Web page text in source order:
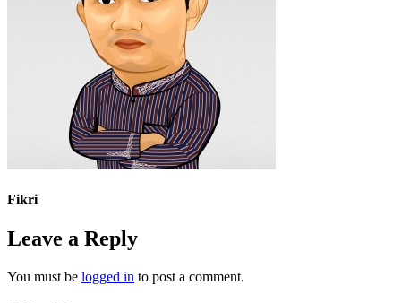
Fikri
Leave a Reply
You must be logged in to post a comment.